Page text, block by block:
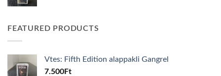
FEATURED PRODUCTS
Vtes: Fifth Edition alappakli Gangrel
7.500Ft